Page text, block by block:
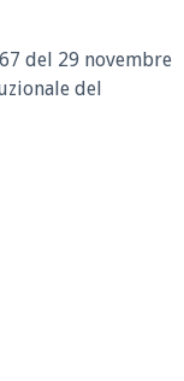
del 29 novembre
del